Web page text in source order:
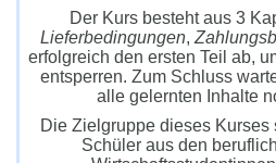
Der Kurs besteht aus 3
Lieferbedingungen,
erfolgreich den ersten Teil ab,
entsperren. Zum Schluss
alle gelernten Inhalte
Die Zielgruppe dieses
Schüler aus den